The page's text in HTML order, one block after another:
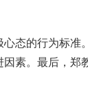
态的行为标准
素。最后，郑